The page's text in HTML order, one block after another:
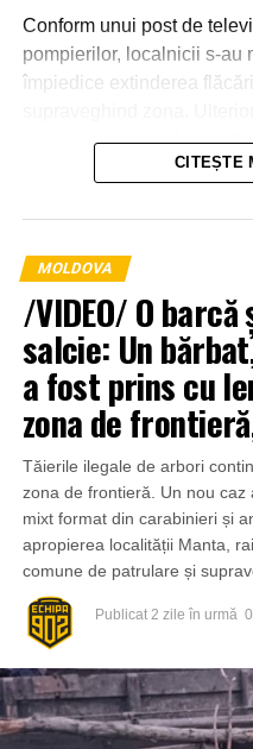
Conform unui post de
pompierilor, localnicii s-au
împiedice extinderea
la intervenție, punând la
agricolă și transportând
CITEȘTE
MOLDOVA
/VIDEO/ O
salcie: Un
a fost prins cu
zona de
Tăierile ilegale de arbori
zona de frontieră. Un nou
mixt format din carabinieri și
apropierea localității Manta,
comune de patrulare și
Publicat 2 zile în urmă